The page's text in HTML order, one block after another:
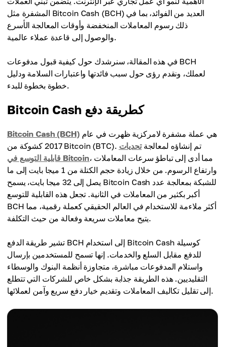
المشفرة مثل Bitcoin Cash (BCH) العديد من الفوائد، بما في
ذلك رسوم المعاملات المنخفضة وأوقات المعالجة الأسرع
والوصول إلى قاعدة عملاء عالمية.
في هذه المقالة، سنرشدك حول كيفية قبول مدفوعات BCH
لعملك، ونقدم رؤى حول سبب فائدتها واعتبارات السلامة ودليل
خطوة بخطوة للبدء.
Bitcoin Cash كطريقة دفع
Bitcoin Cash (BCH)
2017 كشوكة من Bitcoin (BTC). تم إنشاؤه لمعالجةتحديات
قابلية التوسع في Bitcoin، مما أدى إلى تباطؤ سرعات المعاملات
وارتفاع الرسوم. من خلال زيادة حجم الكتلة من 1 ميجا بايت إلى ما
يصل إلى 32 ميجا بايت، يسمح Bitcoin Cash للشبكة بمعالجة عدد
أكبر بكثير من المعاملات في الثانية. تجعل هذه القابلية للتوسع
BCH أكثر ملاءمة للاستخدام في العالم الحقيقي كعملة رقمية، مما
يتيح معاملات سريعة وفعالة من حيث التكلفة.
تشير طريقة الدفع BCH إلى استخدام Bitcoin Cash كوسيلة
للدفع مقابل السلع والخدمات. إنها تسمح للمستخدمين بإرسال
واستلام المدفوعات مباشرة، متجاوزة أنظمة البنوك والوسطاء
التقليديين. هذه الطريقة جذابة بشكل خاص للشركات التي تتطلع
إلى تقليل تكاليف المعاملات وتقديم خيار دفع سريع وآمن لعملائها.